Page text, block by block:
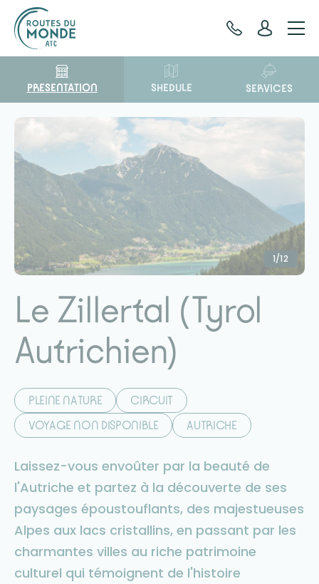
PRESENTATION SHEDULE SERVICES
1/12
Le Zillertal (Tyrol
Autrichien)
PLEINE NATURE
CIRCUIT
VOYAGE NON DISPONIBLE
AUTRICHE
Laissez-vous envoûter par la beauté de
l'Autriche et partez à la découverte de ses
paysages époustouflants, des majestueuses
Alpes aux lacs cristallins, en passant par les
charmantes villes au riche patrimoine
culturel qui témoignent de l'histoire
Cookies management panel